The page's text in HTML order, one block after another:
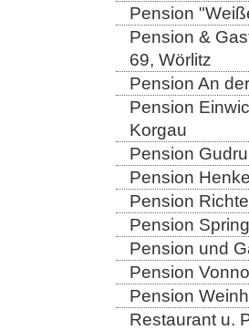
Pension
Pension &
69, Wörlitz
Pension An
Pension
Korgau
Pension
Pension
Pension
Pension
Pension und
Pension
Pension
Restaurant u.